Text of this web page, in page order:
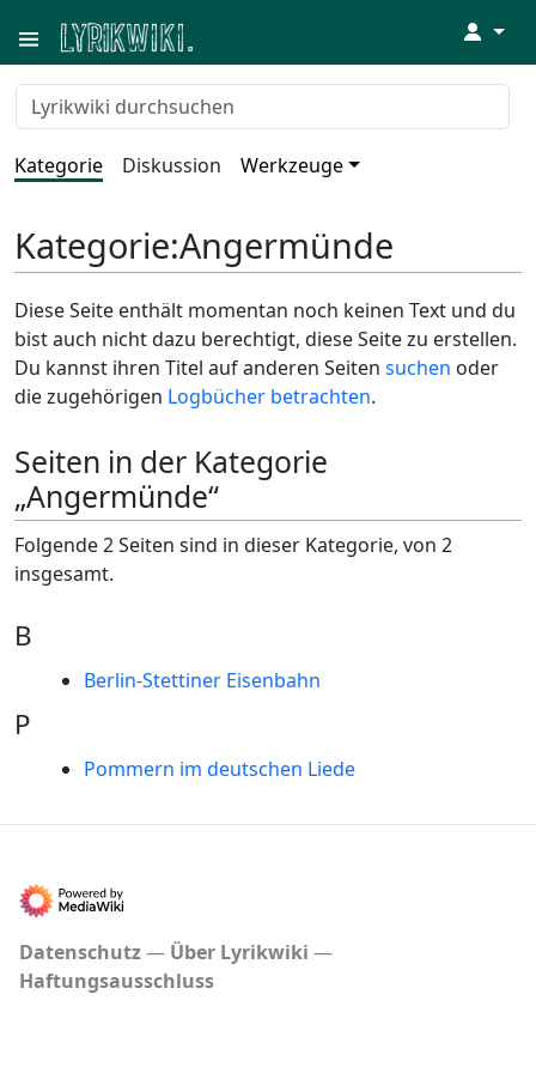
↓
Kategorie Diskussion Werkzeuge
Kategorie:Angermünde
Diese Seite enthält momentan noch keinen Text und du
bist auch nicht dazu berechtigt, diese Seite zu erstellen.
Du kannst ihren Titel auf anderen Seiten suchen oder
die zugehörigen Logbücher betrachten.
Seiten in der Kategorie
„Angermünde“
Folgende 2 Seiten sind in dieser Kategorie, von 2
insgesamt.
B
Berlin-Stettiner Eisenbahn
P
Pommern im deutschen Liede
Datenschutz
Über Lyrikwiki
Haftungsausschluss